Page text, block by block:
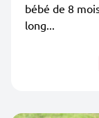
bébé de 8
long...